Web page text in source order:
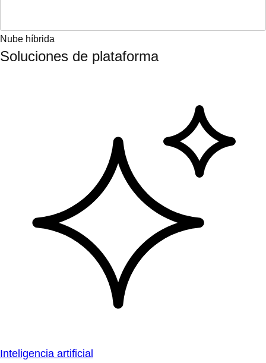
Nube híbrida
Soluciones de plataforma
Inteligencia artificial